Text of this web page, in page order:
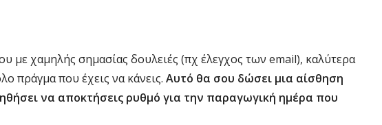
με χαμηλής σημασίας δουλειές (πχ έλεγχος των email), καλύτερα
πράγμα που έχεις να κάνεις. Αυτό θα σου δώσει μια αίσθηση
να αποκτήσεις ρυθμό για την παραγωγική ημέρα που